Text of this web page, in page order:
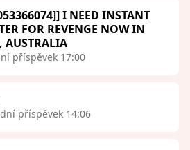
I NEED INSTANT
FOR REVENGE NOW IN
AUSTRALIA
příspěvek 17:00
příspěvek 14:06